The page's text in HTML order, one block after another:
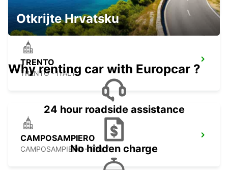
TRENTO
TRENTO - ITALY
CAMPOSAMPIERO
CAMPOSAMPIERO - ITALY
Otkrijte Hrvatsku
Why renting car with Europcar ?
24 hour roadside assistance
No hidden charge